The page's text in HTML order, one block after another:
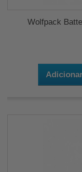
Wolfpack